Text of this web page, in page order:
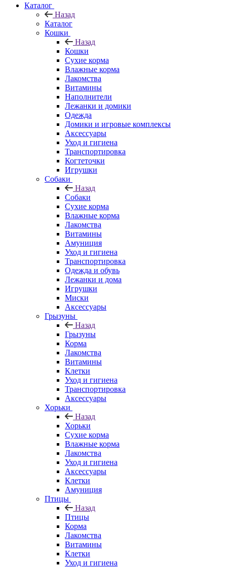
Каталог
Назад
Каталог
Кошки
Назад
Кошки
Сухие корма
Влажные корма
Лакомства
Витамины
Наполнители
Лежанки и домики
Одежда
Домики и игровые комплексы
Аксессуары
Уход и гигиена
Транспортировка
Когтеточки
Игрушки
Собаки
Назад
Собаки
Сухие корма
Влажные корма
Лакомства
Витамины
Амуниция
Уход и гигиена
Транспортировка
Одежда и обувь
Лежанки и дома
Игрушки
Миски
Аксессуары
Грызуны
Назад
Грызуны
Корма
Лакомства
Витамины
Клетки
Уход и гигиена
Транспортировка
Аксессуары
Хорьки
Назад
Хорьки
Сухие корма
Влажные корма
Лакомства
Уход и гигиена
Аксессуары
Клетки
Амуниция
Птицы
Назад
Птицы
Корма
Лакомства
Витамины
Клетки
Уход и гигиена